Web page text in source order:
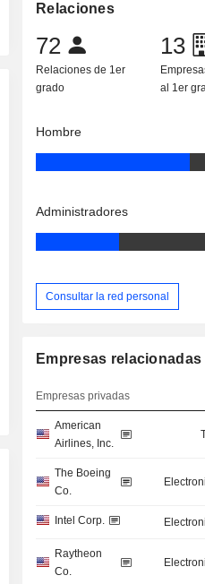
Relaciones
72
Relaciones de 1er
grado
13
al 1er
Hombre
Administradores
Consultar la red personal
Empresas relacionadas
Empresas privadas
American
Airlines, Inc.
The Boeing
Co.
Intel Corp.
Raytheon
Co.